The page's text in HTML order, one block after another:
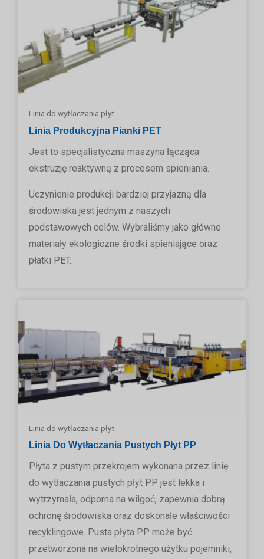
Linia do wytłaczania płyt
Linia Produkcyjna Pianki PET
Jest to specjalistyczna maszyna łącząca
ekstruzję reaktywną z procesem spieniania.
Uczynienie produkcji bardziej przyjazną dla
środowiska jest jednym z naszych
podstawowych celów. Wybraliśmy jako główne
materiały ekologiczne środki spieniające oraz
płatki PET.
Linia do wytłaczania płyt
Linia Do Wytłaczania Pustych Płyt PP
Płyta z pustym przekrojem wykonana przez linię
do wytłaczania pustych płyt PP jest lekka i
wytrzymała, odporna na wilgoć, zapewnia dobrą
ochronę środowiska oraz doskonałe właściwości
recyklingowe. Pusta płyta PP może być
przetworzona na wielokrotnego użytku pojemniki,